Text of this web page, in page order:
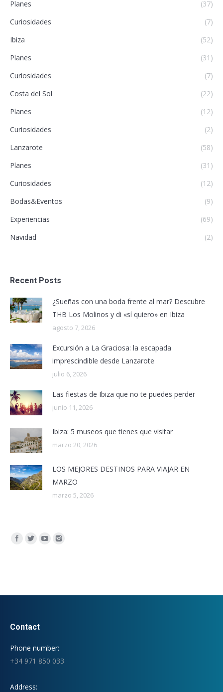
Planes
(37)
Curiosidades
(7)
Ibiza
(52)
Planes
(31)
Curiosidades
(7)
Costa del Sol
(22)
Planes
(12)
Curiosidades
(2)
Lanzarote
(58)
Planes
(31)
Curiosidades
(12)
Bodas&Eventos
(9)
Experiencias
(69)
Navidad
(2)
Recent Posts
¿Sueñas con una boda frente al mar? Descubre
THB Los Molinos y di «sí quiero» en Ibiza
agosto 7, 2026
Excursión a La Graciosa: la escapada
imprescindible desde Lanzarote
julio 6, 2026
Las fiestas de Ibiza que no te puedes perder
junio 11, 2026
Ibiza: 5 museos que tienes que visitar
marzo 20, 2026
LOS MEJORES DESTINOS PARA VIAJAR EN
MARZO
marzo 5, 2026
Encuéntranos en:
Contact
Phone number:
+34 971 850 033
Address: